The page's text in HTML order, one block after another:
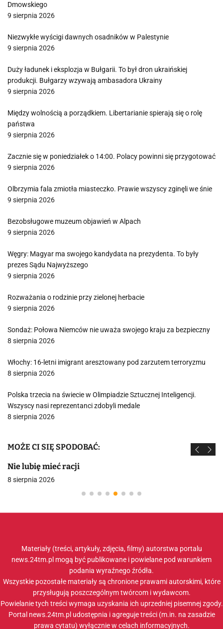
Dmowskiego
9 sierpnia 2026
Niezwykłe wyścigi dawnych osadników w Palestynie
9 sierpnia 2026
Duży ładunek i eksplozja w Bułgarii. To był dron ukraińskiej
produkcji. Bułgarzy wzywają ambasadora Ukrainy
9 sierpnia 2026
Między wolnością a porządkiem. Libertarianie spierają się o rolę
państwa
9 sierpnia 2026
Zacznie się w poniedziałek o 14:00. Polacy powinni się przygotować
9 sierpnia 2026
Olbrzymia fala zmiotła miasteczko. Prawie wszyscy zginęli we śnie
9 sierpnia 2026
Bezobsługowe muzeum objawień w Alpach
9 sierpnia 2026
Węgry: Magyar ma swojego kandydata na prezydenta. To były
prezes Sądu Najwyższego
9 sierpnia 2026
Rozważania o rodzinie przy zielonej herbacie
9 sierpnia 2026
Sondaż: Połowa Niemców nie uważa swojego kraju za bezpieczny
8 sierpnia 2026
Włochy: 16-letni imigrant aresztowany pod zarzutem terroryzmu
8 sierpnia 2026
Polska trzecia na świecie w Olimpiadzie Sztucznej Inteligencji.
Wszyscy nasi reprezentanci zdobyli medale
8 sierpnia 2026
MOŻE CI SIĘ SPODOBAĆ:
Nie lubię mieć racji
8 sierpnia 2026
Materiały (treści, artykuły, zdjęcia, filmy) autorstwa portalu
news.24tm.pl mogą być publikowane i powielane pod warunkiem
podania wyraźnego źródła.
Wszystkie pozostałe materiały są chronione prawami autorskimi, które
przysługują poszczególnym twórcom i wydawcom.
Powielanie tych treści wymaga uzyskania ich uprzedniej pisemnej zgody.
Portal news.24tm.pl udostępnia i agreguje treści (m.in. na zasadzie
prawa cytatu) wyłącznie w celach informacyjnych.